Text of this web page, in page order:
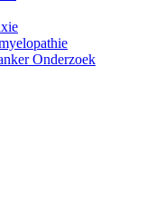
Onderzoek